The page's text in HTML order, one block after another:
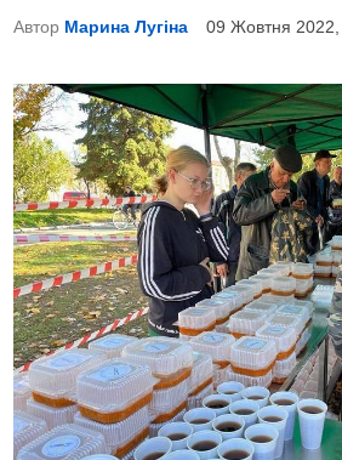
n
Автор Марина Лугіна 09 Жовтня 2022,